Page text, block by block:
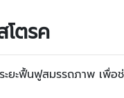
ตรค
ะฟื้นฟูสมรรถภาพ เพื่อ